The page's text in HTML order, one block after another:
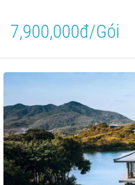
7,900,000đ/Gói